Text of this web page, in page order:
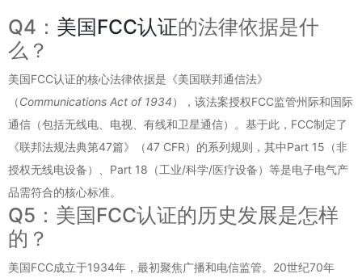
Q4： 美国FCC认证的法律依据是什
么？
美国FCC认证的核心法律依据是《美国联邦通信法》
（Communications Act of 1934），该法案授权FCC监管州际和国际
通信（包括无线电、电视、有线和卫星通信）。基于此，FCC制定了
《联邦法规法典第47篇》（47 CFR）的系列规则，其中Part 15（非
授权无线电设备）、Part 18（工业/科学/医疗设备）等是电子电气产
品需符合的核心标准。
Q5：美国FCC认证的历史发展是怎样
的？
美国FCC成立于1934年，最初聚焦广播和电信监管。20世纪70年